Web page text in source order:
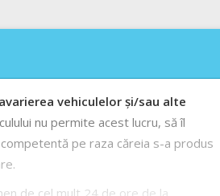
vehiculelor și/sau alte
nu permite acest lucru, să îl
pe raza căreia s-a produs
de cel mult 24 de ore de la